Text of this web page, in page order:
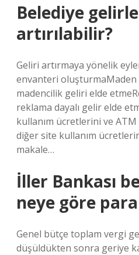
Belediye
artırılabilir?
Geliri artırmaya yönelik
envanteri
madencilik geliri elde
reklama dayalı gelir elde
kullanım ücretlerini ve
diğer site kullanım
makale…
İller Bankası
neye göre
Genel bütçe toplam vergi
düşüldükten sonra geriye